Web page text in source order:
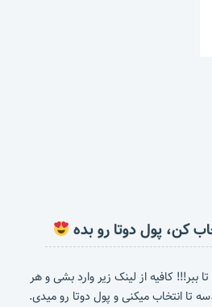
کن، پول دوتا رو بده
ببر!!! کافیه از لینک زیر وارد بشی و هر
تا انتخاب میکنی و پول دوتا رو میدی.